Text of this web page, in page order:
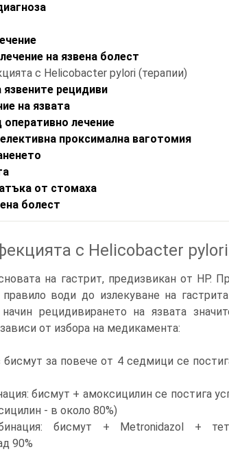
на язвена болест
с Helicobacter pylori (терапии)
рецидиви
на язвата
лечение
проксимална ваготомия
от стомаха
болест
с Helicobacter
на гастрит, предизвикан от HP.
води до излекуване на
рецидивирането на язвата
от избора на медикамента:
за повече от 4 седмици се
бисмут + амоксицилин се постига
- в около 80%)
бисмут + Metronidazol +
90%